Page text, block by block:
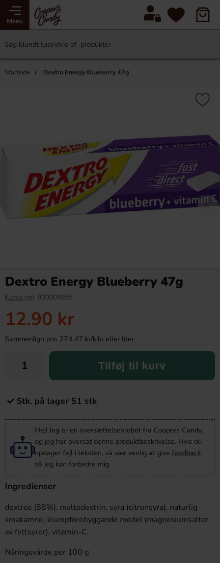
Menu
Startside Dextro Energy Blueberry 47g
Dextro Energy Blueberry 47g
Kunst nej: 800005955
12.90 kr
Sammenlign pris 274.47 kr/kilo eller liter
Tilføj til kurv
Stk. på lager 51 stk
Hej! Jeg er en oversættelsesrobot fra Coopers Candy,
og jeg har oversat denne produktbeskrivelse. Hvis du
opdager fejl i teksten, så vær venlig at give feedback
så jeg kan forbedre mig.
Ingredienser
dextros (88%), maltodextrin, syra (citronsyra), naturlig
smakämne, klumpförebyggande medel (magnesiumsalter
av fettsyror), vitamin-C.
Näringsvärde per 100 g